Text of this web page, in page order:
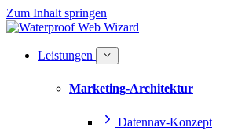
Zum Inhalt springen
Leistungen
Marketing-Architektur
Datennav-Konzept